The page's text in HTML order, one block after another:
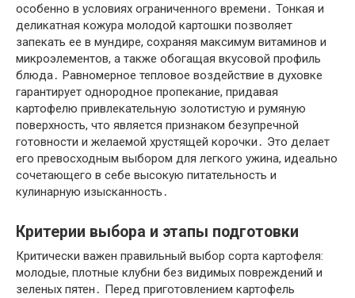
особенно в условиях ограниченного времени․ Тонкая и
деликатная кожура молодой картошки позволяет
запекать ее в мундире, сохраняя максимум витаминов и
микроэлементов, а также обогащая вкусовой профиль
блюда․ Равномерное тепловое воздействие в духовке
гарантирует однородное пропекание, придавая
картофелю привлекательную золотистую и румяную
поверхность, что является признаком безупречной
готовности и желаемой хрустящей корочки․ Это делает
его превосходным выбором для легкого ужина, идеально
сочетающего в себе высокую питательность и
кулинарную изысканность․
Критерии выбора и этапы подготовки
Критически важен правильный выбор сорта картофеля:
молодые, плотные клубни без видимых повреждений и
зеленых пятен․ Перед приготовлением картофель